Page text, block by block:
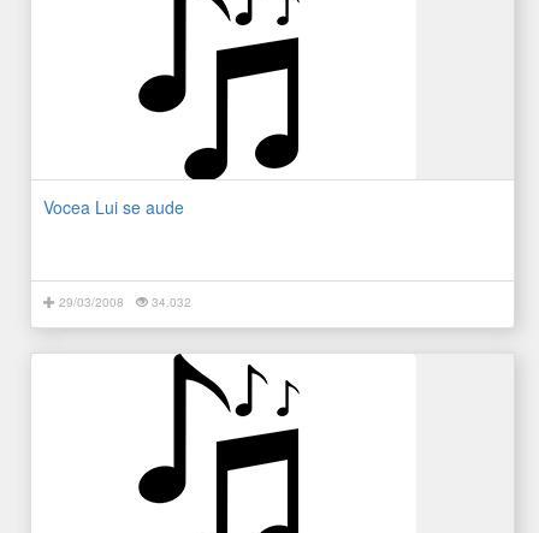
Vocea Lui se aude
29/03/2008 34.032